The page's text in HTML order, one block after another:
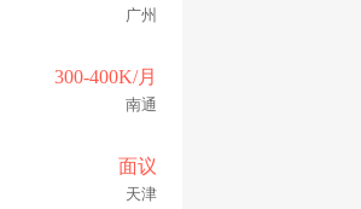
广州
300-400K/月
南通
面议
天津